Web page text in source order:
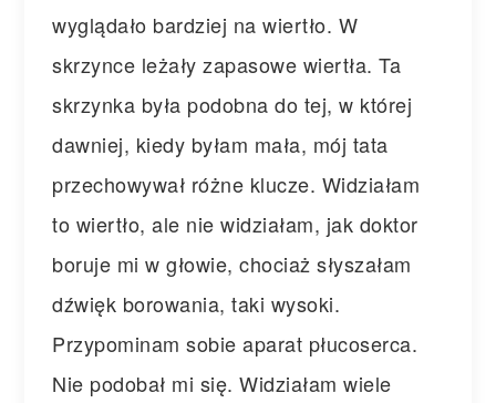
wyglądało bardziej na wiertło. W
skrzynce leżały zapasowe wiertła. Ta
skrzynka była podobna do tej, w której
dawniej, kiedy byłam mała, mój tata
przechowywał różne klucze. Widziałam
to wiertło, ale nie widziałam, jak doktor
boruje mi w głowie, chociaż słyszałam
dźwięk borowania, taki wysoki.
Przypominam sobie aparat płucoserca.
Nie podobał mi się. Widziałam wiele